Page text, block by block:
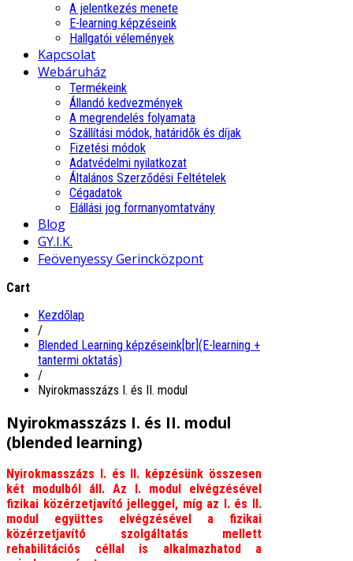
A jelentkezés menete
E-learning képzéseink
Hallgatói vélemények
Kapcsolat
Webáruház
Termékeink
Állandó kedvezmények
A megrendelés folyamata
Szállítási módok, határidők és díjak
Fizetési módok
Adatvédelmi nyilatkozat
Általános Szerződési Feltételek
Cégadatok
Elállási jog formanyomtatvány
Blog
GY.I.K.
Feövenyessy Gerincközpont
Cart
Kezdőlap
/
Blended Learning képzéseink[br](E-learning +
tantermi oktatás)
/
Nyirokmasszázs I. és II. modul
Nyirokmasszázs I. és II. modul
(blended learning)
Nyirokmasszázs I. és II. képzésünk összesen
két modulból áll. Az I. modul elvégzésével
fizikai közérzetjavító jelleggel, míg az I. és II.
modul együttes elvégzésével a fizikai
közérzetjavító szolgáltatás mellett
rehabilitációs céllal is alkalmazhatod a